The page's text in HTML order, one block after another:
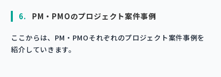
6. PM・PMOのプロジェクト案件事例
ここからは、PM・PMOそれぞれのプロジェクト案件事例を
紹介していきます。